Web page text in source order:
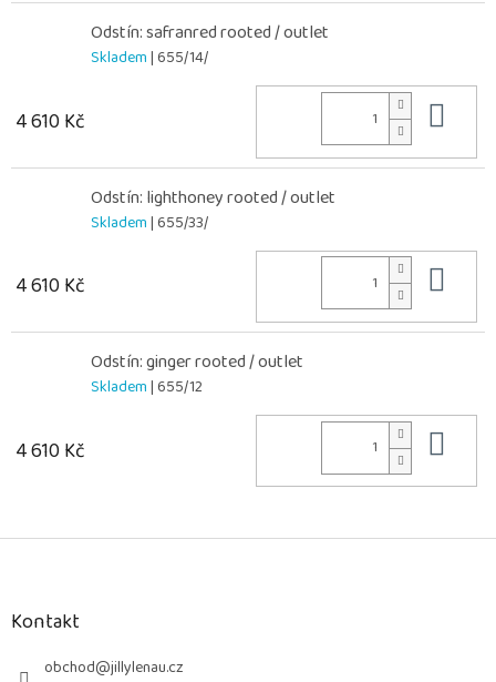
Odstín: safranred rooted / outlet
Skladem| 655/14/
4 610 Kč
Odstín: lighthoney rooted / outlet
Skladem| 655/33/
4 610 Kč
Odstín: ginger rooted / outlet
Skladem| 655/12
4 610 Kč
Z
Kontakt
obchod@jillylenau.cz